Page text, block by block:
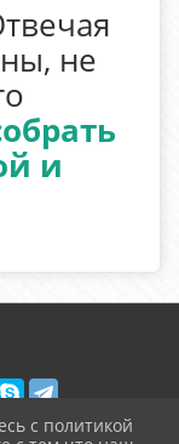
не
и
с политикой